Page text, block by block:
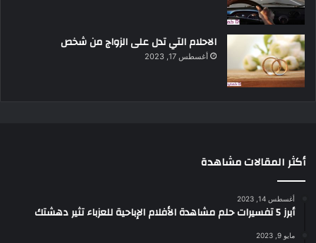
الاحلام التي تدل على الزواج من شخص
أغسطس 17, 2023
أكثر المقالات مشاهدة
أغسطس 14, 2023
أبرز 5 تفسيرات حلم مشاهدة الأفلام الإباحية للعزباء تثير دهشتك
مايو 9, 2023